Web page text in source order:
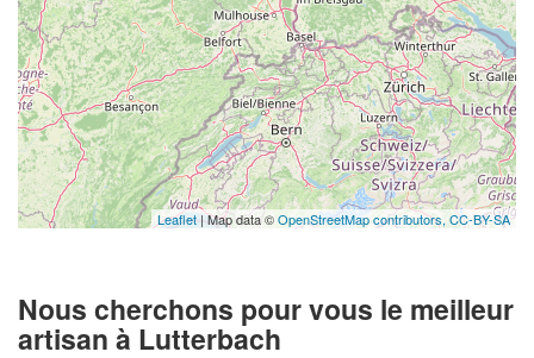
Leaflet| Map data ©OpenStreetMap contributors, CC-BY-SA
Nous cherchons pour vous le meilleur
artisan à Lutterbach